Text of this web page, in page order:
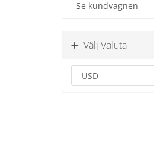
Se kundvagnen
Välj Valuta